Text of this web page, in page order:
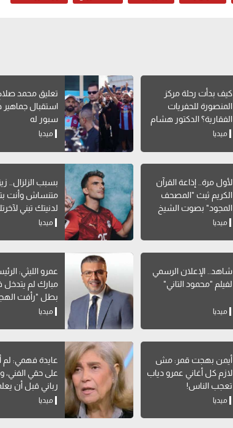
كيف بدأت رحلة مركز
المنصورة للحفريات
الفقارية؟ الدكتور هشام
سلام يوضح
ميديا
تعليق محمد
استقبال جماهير
سبور له
ميديا
لأول مرة.. إذاعة القرآن
الكريم ثبث "المصحف
المجود" بصوت الشيخ
محمود البنا
ميديا
بسبب الزلزال..
متنساش وأنت
لدنيتك تبني
ميديا
شاهد.. الإعلان الرسمي
لفيلم "محمود التاني"
ميديا
عمرو الليثي:
مبارك لم يتدخل
بطل "رأفت
ميديا
أيمن بهجت قمر: مش
لازم كل أغاني عمرو دياب
تعجب الناس!
ميديا
عايدة فهمي:
على حقي الفني،
رباني قبل أن
التمثيل
ميديا